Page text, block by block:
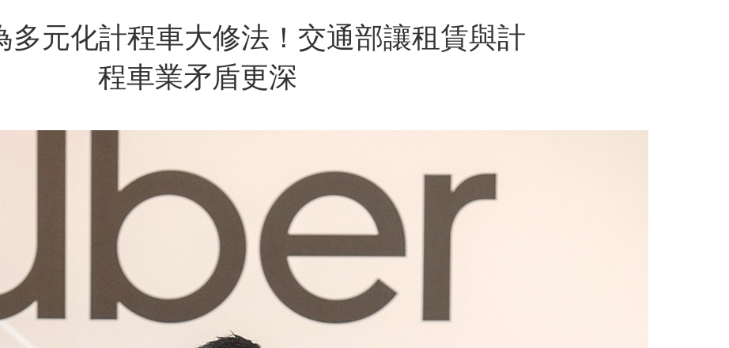
多元化計程車大修法！交通部讓租賃與計
程車業矛盾更深